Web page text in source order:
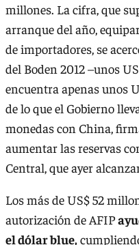
millones. La cifra, que
arranque del año,
de importadores, se
del Boden 2012 –unos
encuentra apenas unos
de lo que el Gobierno
monedas con China,
aumentar las reservas
Central, que ayer
Los más de US$ 52
autorización de AFIP
el dólar blue,